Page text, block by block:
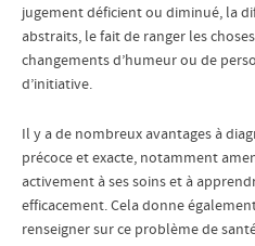
jugement déficient ou diminué, la
abstraits, le fait de ranger les
changements d’humeur ou de
d’initiative.
Il y a de nombreux avantages à
précoce et exacte, notamment
activement à ses soins et à
efficacement. Cela donne
renseigner sur ce problème de